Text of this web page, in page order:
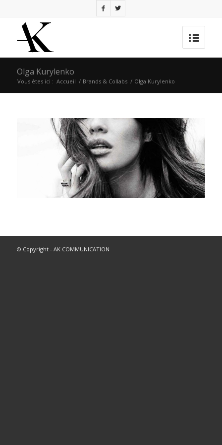
Olga Kurylenko
Vous êtes ici : Accueil / Brands & Collabs / Olga Kurylenko
© Copyright - AK COMMUNICATION